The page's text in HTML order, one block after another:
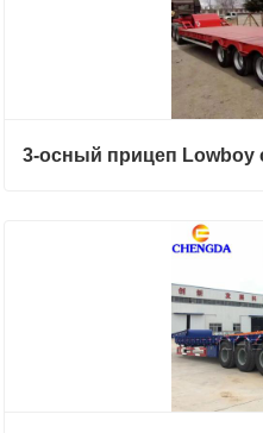
3-осный прицеп Lowboy